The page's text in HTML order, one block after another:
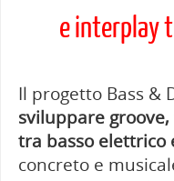
e interplay
Il progetto Bass &
sviluppare
tra basso elettrico
concreto e